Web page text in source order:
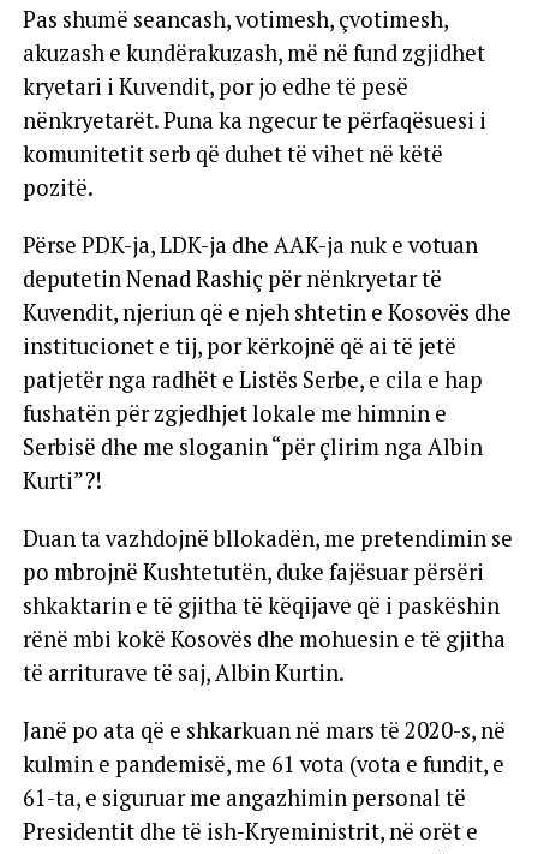
Pas shumë seancash, votimesh, çvotimesh,
akuzash e kundërakuzash, më në fund zgjidhet
kryetari i Kuvendit, por jo edhe të pesë
nënkryetarët. Puna ka ngecur te përfaqësuesi i
komunitetit serb që duhet të vihet në këtë
pozitë.
Përse PDK-ja, LDK-ja dhe AAK-ja nuk e votuan
deputetin Nenad Rashiç për nënkryetar të
Kuvendit, njeriun që e njeh shtetin e Kosovës dhe
institucionet e tij, por kërkojnë që ai të jetë
patjetër nga radhët e Listës Serbe, e cila e hap
fushatën për zgjedhjet lokale me himnin e
Serbisë dhe me sloganin “për çlirim nga Albin
Kurti”?!
Duan ta vazhdojnë bllokadën, me pretendimin se
po mbrojnë Kushtetutën, duke fajësuar përsëri
shkaktarin e të gjitha të këqijave që i paskëshin
rënë mbi kokë Kosovës dhe mohuesin e të gjitha
të arriturave të saj, Albin Kurtin.
Janë po ata që e shkarkuan në mars të 2020-s, në
kulmin e pandemisë, me 61 vota (vota e fundit, e
61-ta, e siguruar me angazhimin personal të
Presidentit dhe të ish-Kryeministrit, në orët e